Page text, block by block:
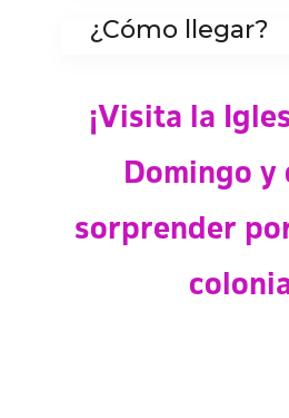
¿Cómo llegar?
¡Visita la
Domingo y
sorprender